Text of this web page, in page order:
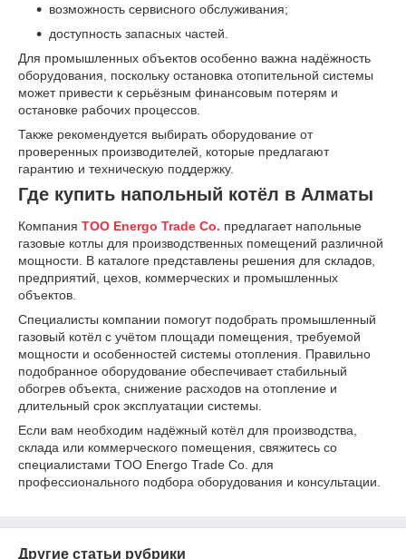
возможность сервисного обслуживания;
доступность запасных частей.
Для промышленных объектов особенно важна надёжность
оборудования, поскольку остановка отопительной системы
может привести к серьёзным финансовым потерям и
остановке рабочих процессов.
Также рекомендуется выбирать оборудование от
проверенных производителей, которые предлагают
гарантию и техническую поддержку.
Где купить напольный котёл в Алматы
Компания TOO Energo Trade Co. предлагает напольные
газовые котлы для производственных помещений различной
мощности. В каталоге представлены решения для складов,
предприятий, цехов, коммерческих и промышленных
объектов.
Специалисты компании помогут подобрать промышленный
газовый котёл с учётом площади помещения, требуемой
мощности и особенностей системы отопления. Правильно
подобранное оборудование обеспечивает стабильный
обогрев объекта, снижение расходов на отопление и
длительный срок эксплуатации системы.
Если вам необходим надёжный котёл для производства,
склада или коммерческого помещения, свяжитесь со
специалистами TOO Energo Trade Co. для
профессионального подбора оборудования и консультации.
Другие статьи рубрики